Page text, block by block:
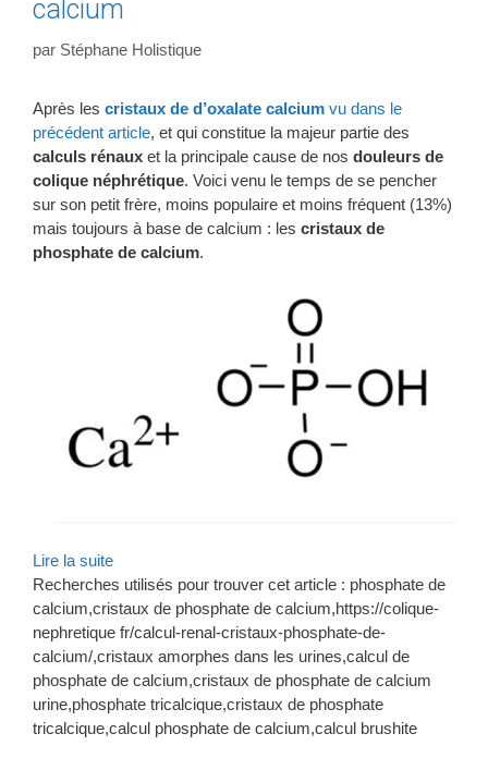
calcium
par Stéphane Holistique
Après les cristaux de d’oxalate calcium vu dans le
précédent article, et qui constitue la majeur partie des
calculs rénaux et la principale cause de nos douleurs de
colique néphrétique. Voici venu le temps de se pencher
sur son petit frère, moins populaire et moins fréquent (13%)
mais toujours à base de calcium : les cristaux de
phosphate de calcium.
Lire la suite
Recherches utilisés pour trouver cet article : phosphate de
calcium,cristaux de phosphate de calcium,https://colique-
nephretique fr/calcul-renal-cristaux-phosphate-de-
calcium/,cristaux amorphes dans les urines,calcul de
phosphate de calcium,cristaux de phosphate de calcium
urine,phosphate tricalcique,cristaux de phosphate
tricalcique,calcul phosphate de calcium,calcul brushite